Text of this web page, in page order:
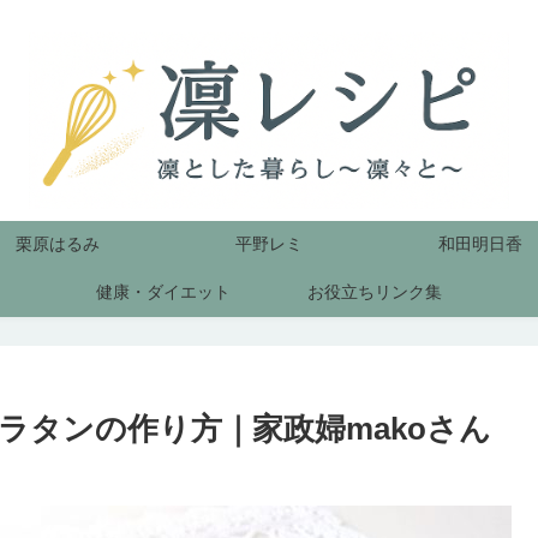
栗原はるみ 平野レミ 和田明日香
健康・ダイエット お役立ちリンク集
タンの作り方｜家政婦makoさん